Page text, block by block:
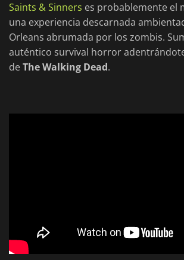
Saints & Sinners es probablemente el
una experiencia descarnada
Orleans abrumada por los zombis.
auténtico survival horror
deThe Walking Dead.